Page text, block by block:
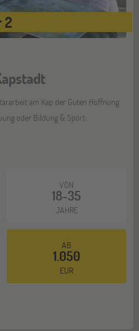
JuBi
JuBi
JuBi
2
am Kap der Guten Hoffnung
oder Bildung & Sport.
VON
18-35
JAHRE
AB
1.050
EUR